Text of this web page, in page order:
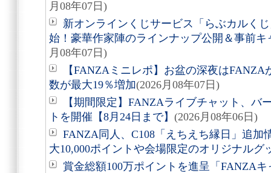
月08年07日)
新オンラインくじサービス「らぶカルく
始！豪華作家陣のラインナップ公開＆事前
月08年07日)
【FANZAミニレポ】お盆の深夜は
数が最大19％増加(2026月08年07日)
【期間限定】FANZAライブチャット、バ
トを開催【8月24日まで】 (2026月08年06日)
FANZA同人、C108「えちえち縁日」追加
大10,000ポイントや会場限定のオリジナルグ
賞金総額100万ポイントを進呈「FANZA